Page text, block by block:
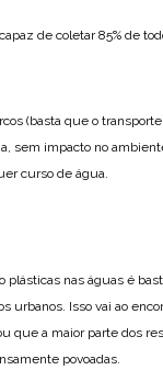
de coletar 85% de
(basta que o
sem impacto no
curso de água.
nas águas é
urbanos. Isso vai ao
que a maior parte dos
povoadas.